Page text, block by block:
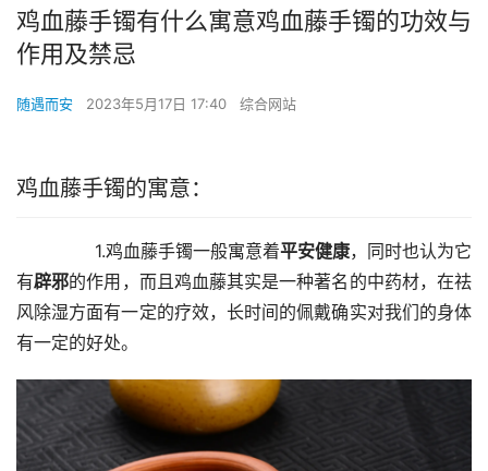
鸡血藤手镯有什么寓意鸡血藤手镯的功效与
作用及禁忌
随遇而安 2023年5月17日 17:40 综合网站
鸡血藤手镯的寓意：
        1.鸡血藤手镯一般寓意着
平安健康，同时也认为它
有辟邪的作用，而且鸡血藤其实是一种著名的中药材，在祛
风除湿方面有一定的疗效，长时间的佩戴确实对我们的身体
有一定的好处。